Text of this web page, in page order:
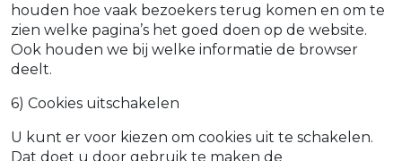
houden hoe vaak bezoekers terug komen en om te
zien welke pagina’s het goed doen op de website.
Ook houden we bij welke informatie de browser
deelt.
6) Cookies uitschakelen
U kunt er voor kiezen om cookies uit te schakelen.
Dat doet u door gebruik te maken de